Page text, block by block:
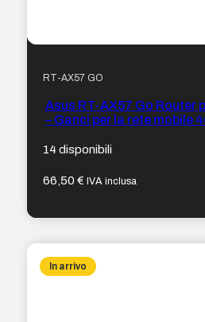
RT-AX57 GO
Asus RT-AX57 Go Router
– Ganci per la rete mobile
14 disponibili
66,50€ IVA inclusa
In arrivo